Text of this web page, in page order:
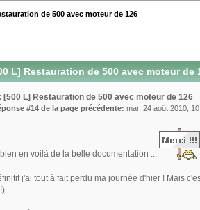
de 500 avec moteur de 126
L] Restauration de 500 avec moteur de
[500 L] Restauration de 500 avec moteur de 126
#14 de la page précédente: mar. 24 août 2010,
en voilà de la belle documentation ...
j'ai tout à fait perdu ma journée d'hier ! Mais